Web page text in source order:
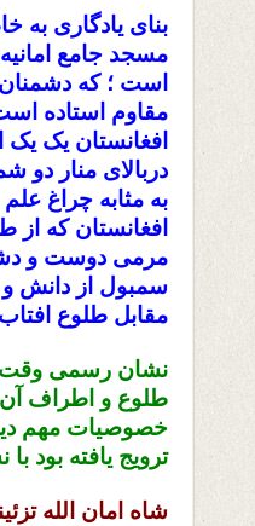
بنای یادگاری به
مسجد جامع
است ؛ که
مقاوم استاده
افغانستان یک یک
دربالای منار
به مثابه چراغ
افغانستان که
مرمی دوست و
سمبول از دانش
مقابل طلوع
نشان رسمی وقت
طلوع و اطراف آن
خصوصیات مهم
ترویج یافته بود
شاه امان الله